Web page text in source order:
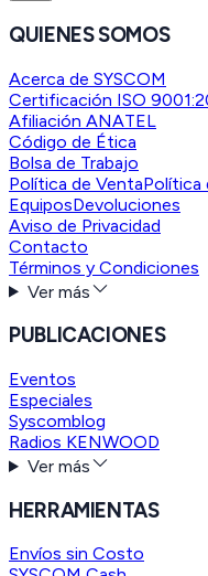
QUIENES SOMOS
Acerca de SYSCOM
Certificación ISO
Afiliación ANATEL
Código de Ética
Bolsa de Trabajo
Política de VentaPolítica
EquiposDevoluciones
Aviso de Privacidad
Contacto
Términos y Condiciones
Ver más
PUBLICACIONES
Eventos
Especiales
Syscomblog
Radios KENWOOD
Ver más
HERRAMIENTAS
Envíos sin Costo